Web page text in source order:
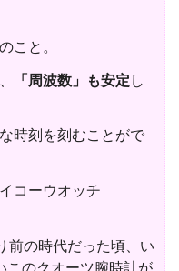
のこと。
「周波数」も安定 し
時刻を刻むことがで
コーウオッチ
前の時代だった頃、い
このクオーツ腕時計が